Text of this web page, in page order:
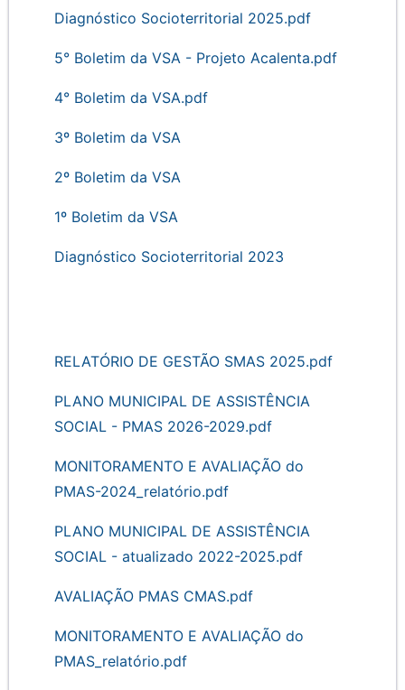
Diagnóstico Socioterritorial 2025.pdf
5° Boletim da VSA - Projeto Acalenta.pdf
4° Boletim da VSA.pdf
3º Boletim da VSA
2º Boletim da VSA
1º Boletim da VSA
Diagnóstico Socioterritorial 2023
RELATÓRIO DE GESTÃO SMAS 2025.pdf
PLANO MUNICIPAL DE ASSISTÊNCIA
SOCIAL - PMAS 2026-2029.pdf
MONITORAMENTO E AVALIAÇÃO do
PMAS-2024_relatório.pdf
PLANO MUNICIPAL DE ASSISTÊNCIA
SOCIAL - atualizado 2022-2025.pdf
AVALIAÇÃO PMAS CMAS.pdf
MONITORAMENTO E AVALIAÇÃO do
PMAS_relatório.pdf